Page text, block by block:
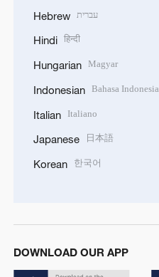
Hebrew עברית
Hindi हिन्दी
Hungarian Magyar
Indonesian Bahasa Indonesia
Italian Italiano
Japanese 日本語
Korean 한국어
DOWNLOAD OUR APP